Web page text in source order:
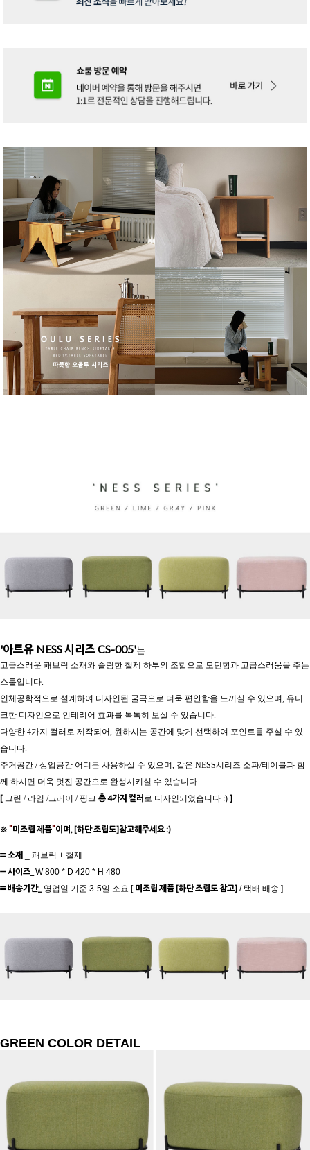
'아트유 NESS 시리즈 CS-005'는
고급스러운 패브릭 소재와 슬림한 철제 하부의 조합으로 모던함과 고급스러움을 주는
스툴입니다.
인체공학적으로 설계하여 디자인된 굴곡으로 더욱 편안함을 느끼실 수 있으며, 유니
크한 디자인으로 인테리어 효과를 톡톡히 보실 수 있습니다.
다양한 4가지 컬러로 제작되어, 원하시는 공간에 맞게 선택하여 포인트를 주실 수 있
습니다.
주거공간 / 상업공간 어디든 사용하실 수 있으며, 같은 NESS시리즈 소파/테이블과 함
께 하시면 더욱 멋진 공간으로 완성시키실 수 있습니다.
[ 그린 / 라임 /그레이 / 핑크 총 4가지 컬러 로 디자인되었습니다 :) ]
※ "미조립 제품"이며, [하단 조립도]참고해주세요 :)
≡ 소재 _ 패브릭 + 철제
≡ 사이즈 W 800 * D 420 * H 480
≡ 배송기간_ 영업일 기준 3-5일 소요 [ 미조립 제품 [하단 조립도 참고] / 택배 배송 ]
GREEN COLOR DETAIL